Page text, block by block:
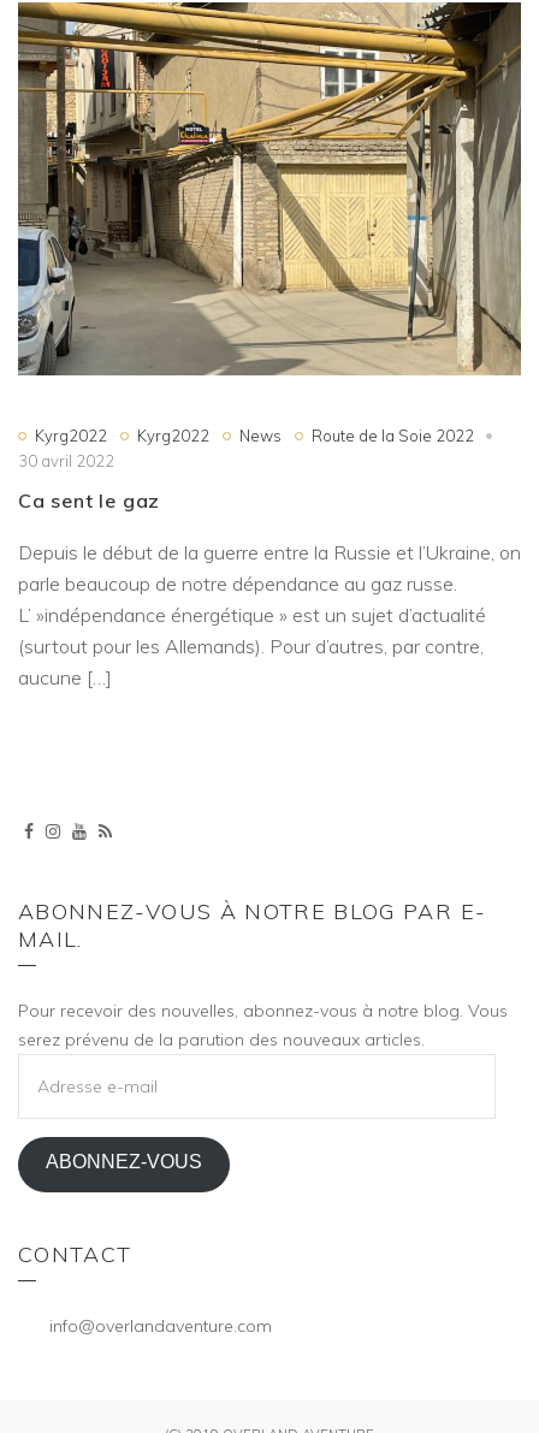
Kyrg2022 Kyrg2022 News
Route de la Soie 2022
30 avril 2022
Ca sent le gaz
Depuis le début de la guerre entre la Russie et l’Ukraine, on
parle beaucoup de notre dépendance au gaz russe.
L’ »indépendance énergétique » est un sujet d’actualité
(surtout pour les Allemands). Pour d’autres, par contre,
aucune […]
ABONNEZ-VOUS À NOTRE BLOG PAR E-
MAIL.
Pour recevoir des nouvelles, abonnez-vous à notre blog. Vous
serez prévenu de la parution des nouveaux articles.
MAIL
ABONNEZ-VOUS
CONTACT
info@overlandaventure.com